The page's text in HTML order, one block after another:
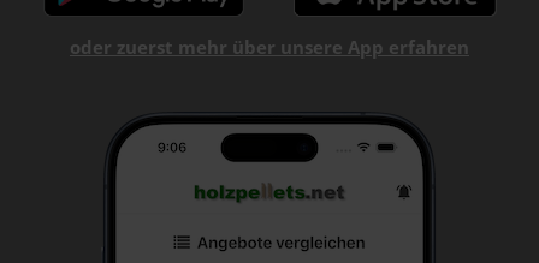
oder zuerst mehr über unsere App erfahren